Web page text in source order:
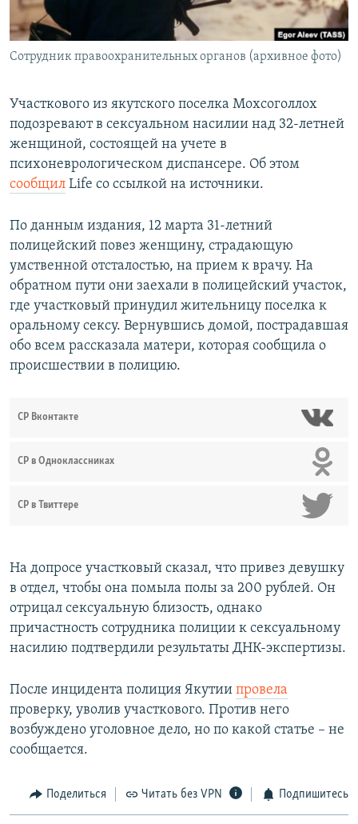
Все сайты РСЕ/РС
Сотрудник правоохранительных органов (архивное фото)
Участкового из якутского поселка Мохсоголлох
подозревают в сексуальном насилии над 32-летней
женщиной, состоящей на учете в
психоневрологическом диспансере. Об этом
сообщил Life со ссылкой на источники.
По данным издания, 12 марта 31-летний
полицейский повез женщину, страдающую
умственной отсталостью, на прием к врачу. На
обратном пути они заехали в полицейский участок,
где участковый принудил жительницу поселка к
оральному сексу. Вернувшись домой, пострадавшая
обо всем рассказала матери, которая сообщила о
происшествии в полицию.
СР Вконтакте
СР в Одноклассниках
СР в Твиттере
На допросе участковый сказал, что привез девушку
в отдел, чтобы она помыла полы за 200 рублей. Он
отрицал сексуальную близость, однако
причастность сотрудника полиции к сексуальному
насилию подтвердили результаты ДНК-экспертизы.
После инцидента полиция Якутии провела
проверку, уволив участкового. Против него
возбуждено уголовное дело, но по какой статье – не
сообщается.
Поделиться Читать без VPN Подпишитесь